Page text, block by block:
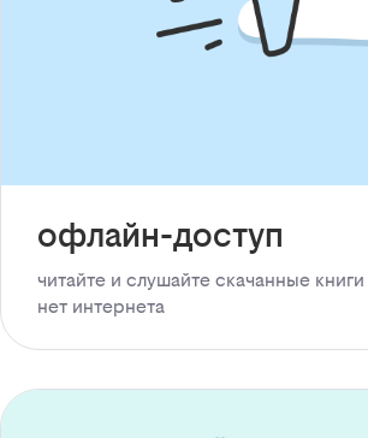
офлайн-доступ
читайте и слушайте скачанные
нет интернета